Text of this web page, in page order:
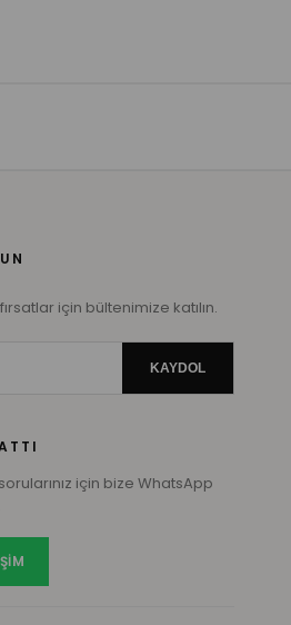
için bültenimize katılın.
KAYDOL
için bize WhatsApp